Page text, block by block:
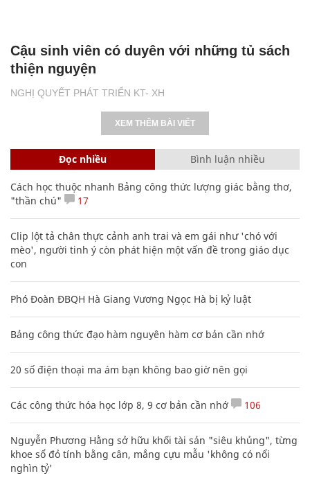
NGHỊ QUYẾT PHÁT TRIỂN KT- XH
Cậu sinh viên có duyên với những tủ sách
thiện nguyện
XEM THÊM BÀI VIẾT
Đọc nhiều Bình luận nhiều
Cách học thuộc nhanh Bảng công thức lượng giác bằng thơ,
"thần chú"
17
Clip lột tả chân thực cảnh anh trai và em gái như 'chó với
mèo', người tinh ý còn phát hiện một vấn đề trong giáo dục
con
Phó Đoàn ĐBQH Hà Giang Vương Ngọc Hà bị kỷ luật
Bảng công thức đạo hàm nguyên hàm cơ bản cần nhớ
20 số điện thoại ma ám bạn không bao giờ nên gọi
Các công thức hóa học lớp 8, 9 cơ bản cần nhớ 106
Nguyễn Phương Hằng sở hữu khối tài sản "siêu khủng", từng
khoe sổ đỏ tính bằng cân, mắng cựu mẫu 'không có nổi
nghìn tỷ'